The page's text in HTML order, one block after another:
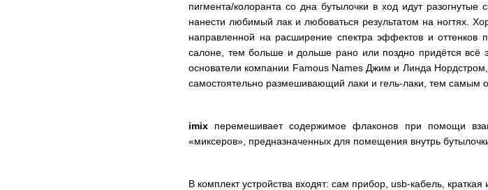
пигмента/колоранта со дна бутылочки в ход идут
нанести любимый лак и любоваться результатом на ногтях.
направленной на расширение спектра эффектов и
салоне, тем больше и дольше рано или поздно придётся
основатели компании Famous Names Джим и Линда
самостоятельно размешивающий лаки и гель-лаки, тем
imix перемешивает содержимое флаконов при помощи
«миксеров», предназначенных для помещения внутрь
В комплект устройства входят: сам прибор, usb-кабель,